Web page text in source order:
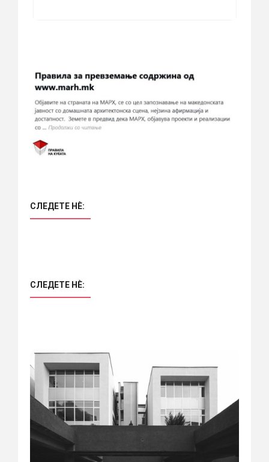
СЛЕДЕТЕ НÈ:
СЛЕДЕТЕ НÈ: